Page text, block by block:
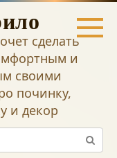
сделать
и
своими
починку,
и декор